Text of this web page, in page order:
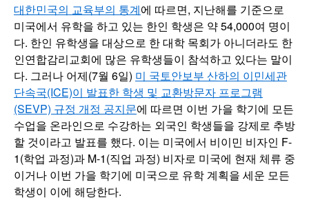
대한민국의 교육부의 통계에 따르면, 지난해를 기준으로
미국에서 유학을 하고 있는 한인 학생은 약 54,000여 명이
다. 한인 유학생을 대상으로 한 대학 목회가 아니더라도 한
인연합감리교회에 많은 유학생들이 참석하고 있다는 말이
다. 그러나 어제(7월 6일) 미 국토안보부 산하의 이민세관
단속국(ICE)이 발표한 학생 및 교환방문자 프로그램
(SEVP) 규정 개정 공지문에 따르면 이번 가을 학기에 모든
수업을 온라인으로 수강하는 외국인 학생들을 강제로 추방
할 것이라고 발표를 했다. 이는 미국에서 비이민 비자인 F-
1(학업 과정)과 M-1(직업 과정) 비자로 미국에 현재 체류 중
이거나 이번 가을 학기에 미국으로 유학 계획을 세운 모든
학생이 이에 해당한다.